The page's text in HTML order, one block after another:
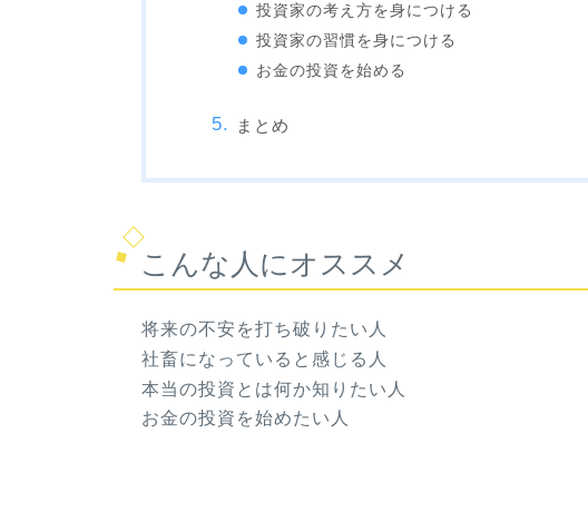
投資家の考え方を身につける
投資家の習慣を身につける
お金の投資を始める
まとめ
こんな人にオススメ
将来の不安を打ち破りたい人
社畜になっていると感じる人
本当の投資とは何か知りたい人
お金の投資を始めたい人